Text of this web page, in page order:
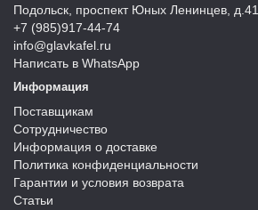
Подольск, проспект Юных Ленинцев, д.41
+7 (985)917-44-74
info@glavkafel.ru
Написать в WhatsApp
Информация
Поставщикам
Сотрудничество
Информация о доставке
Политика конфиденциальности
Гарантии и условия возврата
Статьи